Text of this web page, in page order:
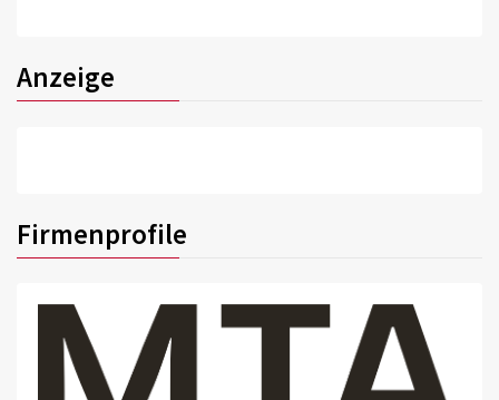
Anzeige
Firmenprofile